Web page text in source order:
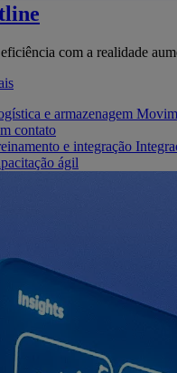
com a realidade
e armazenagem
contato
e integração
ágil